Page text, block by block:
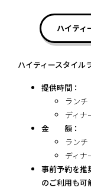
ハイティ
ハイティースタイル
提供時間：
ランチ
ディナ
金 額：
ランチ
ディナ
事前予約を推
のご利用も可